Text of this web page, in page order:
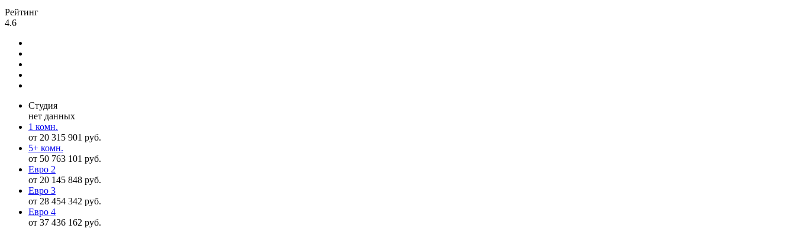
Рейтинг
4.6
Студия
нет данных
1 комн.
от 20 315 901 руб.
5+ комн.
от 50 763 101 руб.
Евро 2
от 20 145 848 руб.
Евро 3
от 28 454 342 руб.
Евро 4
от 37 436 162 руб.